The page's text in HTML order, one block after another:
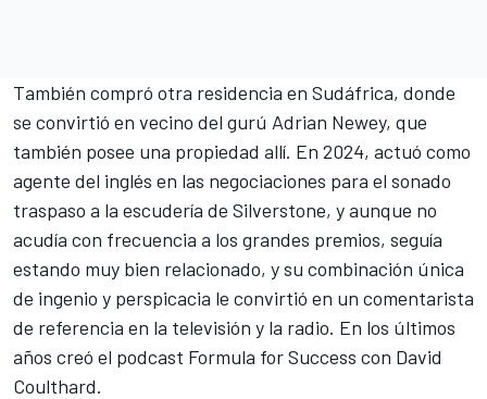
También compró otra residencia en Sudáfrica, donde
se convirtió en vecino del gurú Adrian Newey, que
también posee una propiedad allí. En 2024, actuó como
agente del inglés en las negociaciones para el sonado
traspaso a la escudería de Silverstone, y aunque no
acudía con frecuencia a los grandes premios, seguía
estando muy bien relacionado, y su combinación única
de ingenio y perspicacia le convirtió en un comentarista
de referencia en la televisión y la radio. En los últimos
años creó el podcast Formula for Success con David
Coulthard.